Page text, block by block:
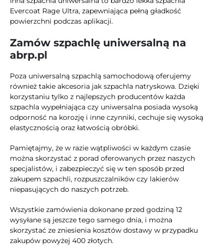
Evercoat Rage Ultra, zapewniająca pełną gładkość
powierzchni podczas aplikacji.
Zamów szpachlę uniwersalną na
abrp.pl
Poza uniwersalną szpachlą samochodową oferujemy
również takie akcesoria jak szpachla natryskowa. Dzięki
korzystaniu tylko z najlepszych producentów każda
szpachla wypełniająca czy uniwersalna posiada wysoką
odporność na korozję i inne czynniki, cechuje się wysoką
elastycznością oraz łatwością obróbki.
Pamiętajmy, że w razie wątpliwości w każdym czasie
można skorzystać z porad oferowanych przez naszych
specjalistów, i zabezpieczyć się w ten sposób przed
zakupem szpachli, rozpuszczalników czy lakierów
niepasujących do naszych potrzeb.
Wszystkie zamówienia dokonane przed godziną 12
wysyłane są jeszcze tego samego dnia, i można
skorzystać ze zniesienia kosztów dostawy w przypadku
zakupów powyżej 400 złotych.